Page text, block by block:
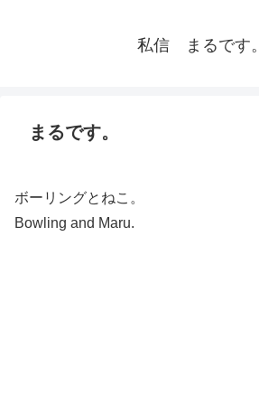
私信 まるです。
まるです。
ボーリングとねこ。
Bowling and Maru.